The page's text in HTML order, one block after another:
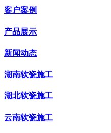
客户案例
产品展示
新闻动态
湖南软瓷施工
湖北软瓷施工
云南软瓷施工